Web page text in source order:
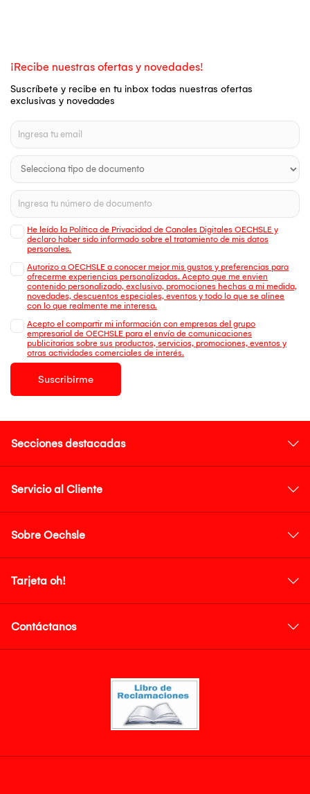
¡Recibe nuestras ofertas y novedades!
Suscríbete y recibe en tu inbox todas nuestras ofertas
exclusivas y novedades
He leído la Política de Privacidad de Canales Digitales OECHSLE y
declaro haber sido informado sobre el tratamiento de mis datos
personales.
Autorizo a OECHSLE a conocer mejor mis gustos y preferencias para
ofrecerme experiencias personalizadas. Acepto que me envien
contenido personalizado, exclusivo, promociones hechas a mi medida,
novedades, descuentos especiales, eventos y todo lo que se alinee
con lo que realmente me interesa.
Acepto el compartir mi información con empresas del grupo
empresarial de OECHSLE para el envío de comunicaciones
publicitarias sobre sus productos, servicios, promociones, eventos y
otras actividades comerciales de interés.
Suscribirme
Secciones destacadas
Servicio al Cliente
Sobre Oechsle
Tarjeta oh!
Contáctanos